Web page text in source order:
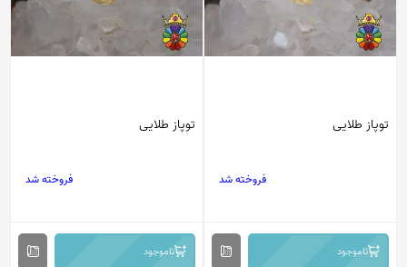
توپاز طلایی
فروخته شد
ناموجود
توپاز طلایی
فروخته شد
ناموجود